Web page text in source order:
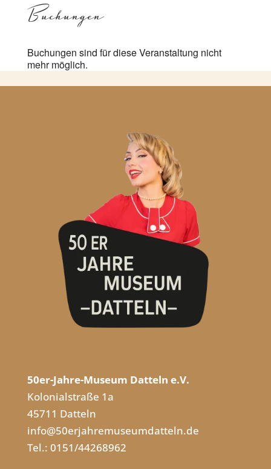
Buchungen
Buchungen sind für diese Veranstaltung nicht
mehr möglich.
50er-Jahre-Museum Datteln e.V.
Kolonialstraße 1a
45711 Datteln
info@50erjahremuseumdatteln.de
Tel.: 0151/44268962